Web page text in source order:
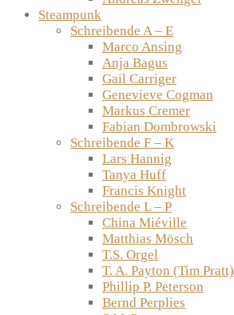
Steampunk
Schreibende A – E
Marco Ansing
Anja Bagus
Gail Carriger
Genevieve Cogman
Markus Cremer
Fabian Dombrowski
Schreibende F – K
Lars Hannig
Tanya Huff
Francis Knight
Schreibende L – P
China Miéville
Matthias Mösch
T.S. Orgel
T. A. Payton (Tim Pratt)
Phillip P. Peterson
Bernd Perplies